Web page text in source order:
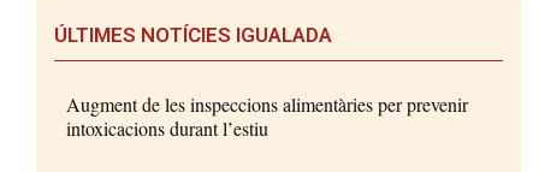
ÚLTIMES NOTÍCIES IGUALADA
Augment de les inspeccions alimentàries per prevenir
intoxicacions durant l’estiu